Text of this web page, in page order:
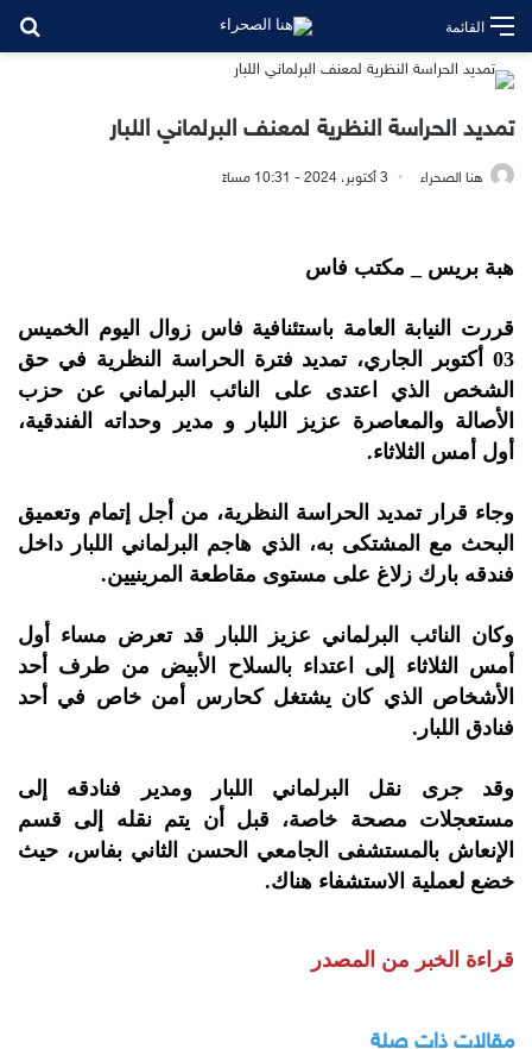
القائمة
تمديد الحراسة النظرية لمعنف البرلماني اللبار
هنا الصحراء 3 أكتوبر، 2024 - 10:31 مساءً
هبة بريس _ مكتب فاس
قررت النيابة العامة باستئنافية فاس زوال اليوم الخميس
03 أكتوبر الجاري، تمديد فترة الحراسة النظرية في حق
الشخص الذي اعتدى على النائب البرلماني عن حزب
الأصالة والمعاصرة عزيز اللبار و مدير وحداته الفندقية،
أول أمس الثلاثاء.
وجاء قرار تمديد الحراسة النظرية، من أجل إتمام وتعميق
البحث مع المشتكى به، الذي هاجم البرلماني اللبار داخل
فندقه بارك زلاغ على مستوى مقاطعة المرينيين.
وكان النائب البرلماني عزيز اللبار قد تعرض مساء أول
أمس الثلاثاء إلى اعتداء بالسلاح الأبيض من طرف أحد
الأشخاص الذي كان يشتغل كحارس أمن خاص في أحد
فنادق اللبار.
وقد جرى نقل البرلماني اللبار ومدير فنادقه إلى
مستعجلات مصحة خاصة، قبل أن يتم نقله إلى قسم
الإنعاش بالمستشفى الجامعي الحسن الثاني بفاس، حيث
خضع لعملية الاستشفاء هناك.
قراءة الخبر من المصدر
مقالات ذات صلة